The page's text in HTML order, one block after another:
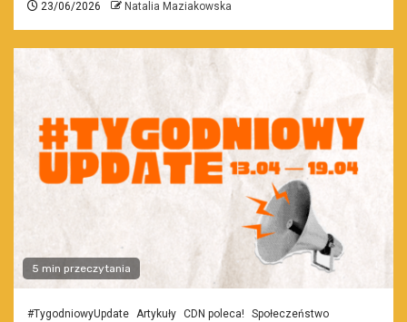
23/06/2026 Natalia Maziakowska
5 min przeczytania
#TygodniowyUpdate Artykuły CDN poleca! Społeczeństwo